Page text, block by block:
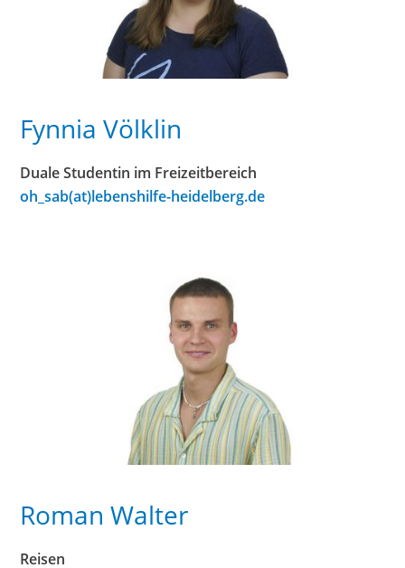
Fynnia Völklin
Duale Studentin im Freizeitbereich
oh_sab(at)lebenshilfe-heidelberg.de
Roman Walter
Reisen